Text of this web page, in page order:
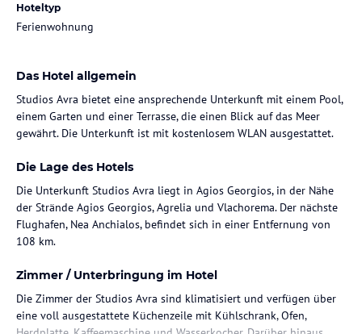
Hoteltyp
Ferienwohnung
Das Hotel allgemein
Studios Avra bietet eine ansprechende Unterkunft mit einem Pool,
einem Garten und einer Terrasse, die einen Blick auf das Meer
gewährt. Die Unterkunft ist mit kostenlosem WLAN ausgestattet.
Die Lage des Hotels
Die Unterkunft Studios Avra liegt in Agios Georgios, in der Nähe
der Strände Agios Georgios, Agrelia und Vlachorema. Der nächste
Flughafen, Nea Anchialos, befindet sich in einer Entfernung von
108 km.
Zimmer / Unterbringung im Hotel
Die Zimmer der Studios Avra sind klimatisiert und verfügen über
eine voll ausgestattete Küchenzeile mit Kühlschrank, Ofen,